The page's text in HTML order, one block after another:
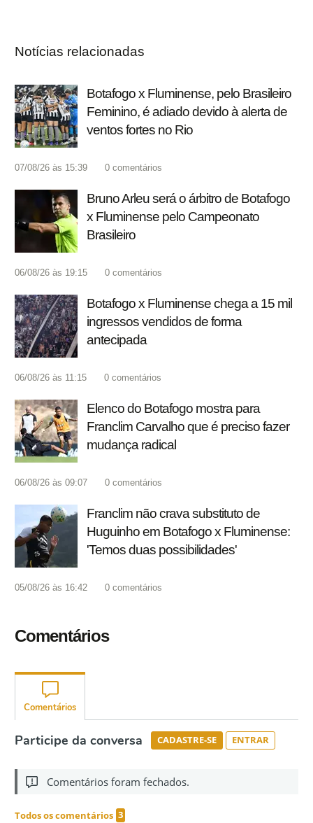
Notícias relacionadas
Botafogo x Fluminense, pelo Brasileiro
Feminino, é adiado devido à alerta de
ventos fortes no Rio
07/08/26 às 15:39 0 comentários
Bruno Arleu será o árbitro de Botafogo
x Fluminense pelo Campeonato
Brasileiro
06/08/26 às 19:15 0 comentários
Botafogo x Fluminense chega a 15 mil
ingressos vendidos de forma
antecipada
06/08/26 às 11:15 0 comentários
Elenco do Botafogo mostra para
Franclim Carvalho que é preciso fazer
mudança radical
06/08/26 às 09:07 0 comentários
Franclim não crava substituto de
Huguinho em Botafogo x Fluminense:
'Temos duas possibilidades'
05/08/26 às 16:42 0 comentários
Comentários